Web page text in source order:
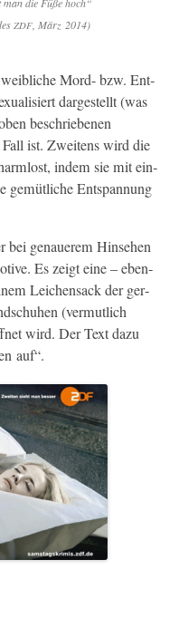
ZDF , März 2014)
weib­liche Mord- bzw. Ent­
dargestellt (was
beschriebe­nen
ist. Zweit­ens wird die
indem sie mit ein­
gemütliche Entspan­nung
bei genauerem Hin­se­hen
Es zeigt eine – eben­
Leichen­sack der ger­
(ver­mut­lich
wird. Der Text dazu
auf“.